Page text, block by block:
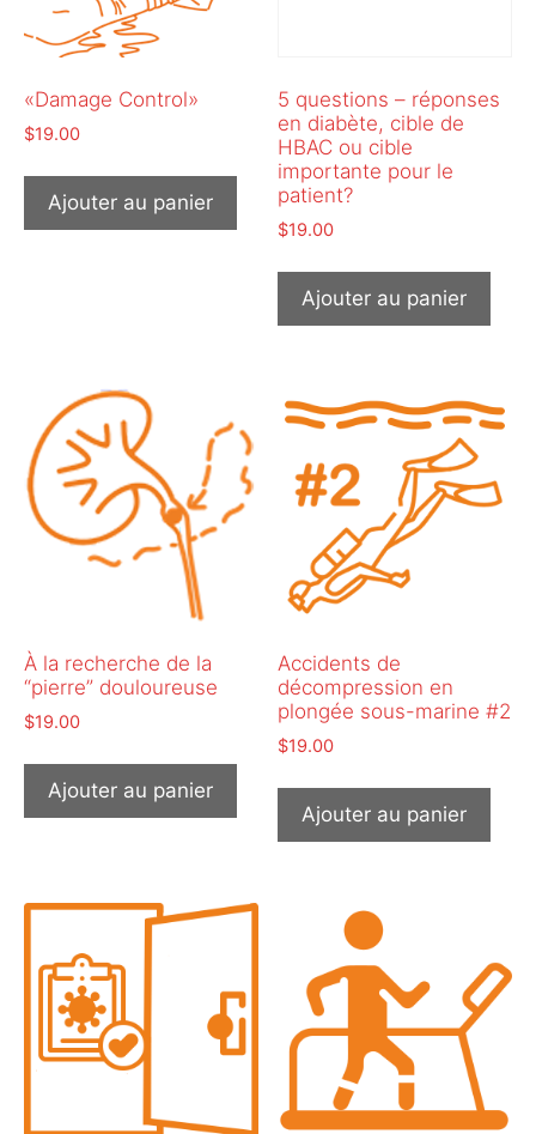
«Damage Control»
$19.00
Ajouter au panier
5 questions – réponses
en diabète, cible de
HBAC ou cible
importante pour le
patient?
$19.00
Ajouter au panier
À la recherche de la
“pierre” douloureuse
$19.00
Ajouter au panier
Accidents de
décompression en
plongée sous-marine #2
$19.00
Ajouter au panier